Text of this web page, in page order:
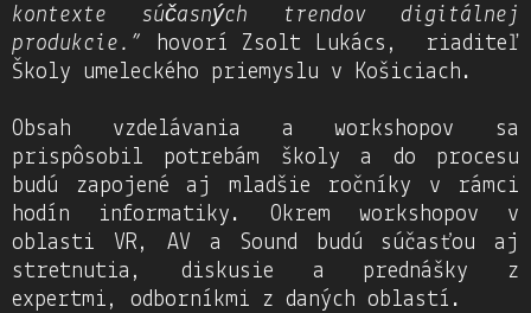
kontexte súčasných trendov digitálnej
produkcie.” hovorí Zsolt Lukács, riaditeľ
Školy umeleckého priemyslu v Košiciach.
Obsah vzdelávania a workshopov sa
prispôsobil potrebám školy a do procesu
budú zapojené aj mladšie ročníky v rámci
hodín informatiky. Okrem workshopov v
oblasti VR, AV a Sound budú súčasťou aj
stretnutia, diskusie a prednášky z
expertmi, odborníkmi z daných oblastí.